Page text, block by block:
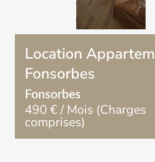
Location
Fonsorbes
Fonsorbes
490 € / Mois (Charges
comprises)